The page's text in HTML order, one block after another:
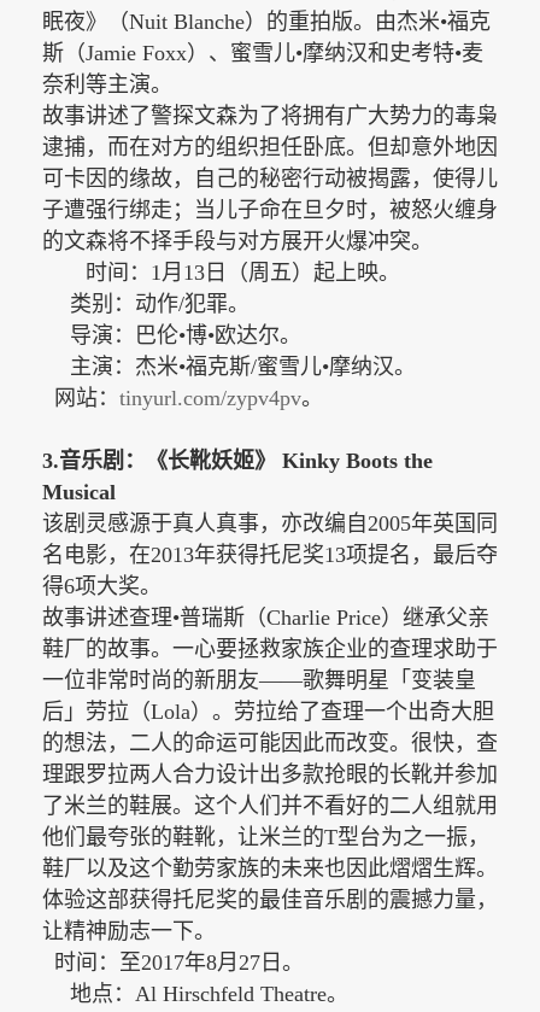
眠夜》（Nuit Blanche）的重拍版。由杰米•福克
斯（Jamie Foxx）、蜜雪儿•摩纳汉和史考特•麦
奈利等主演。
故事讲述了警探文森为了将拥有广大势力的毒枭
逮捕，而在对方的组织担任卧底。但却意外地因
可卡因的缘故，自己的秘密行动被揭露，使得儿
子遭强行绑走；当儿子命在旦夕时，被怒火缠身
的文森将不择手段与对方展开火爆冲突。
时间： 1月13日（周五）起上映。
类别：动作/犯罪。
导演：巴伦•博•欧达尔。
主演：杰米•福克斯/蜜雪儿•摩纳汉。
网站： tinyurl.com/zypv4pv。
3.音乐剧：《长靴妖姬》 Kinky Boots the
Musical
该剧灵感源于真人真事，亦改编自 2005年英国同
名电影，在2013年获得托尼奖13项提名，最后夺
得6项大奖。
故事讲述查理•普瑞斯（Charlie Price）继承父亲
鞋厂的故事。 一心要拯救家族企业的查理求助于
一位非常时尚的新朋友——歌舞明星「变装皇
后」劳拉（Lola）。劳拉给了查理一个出奇大胆
的想法，二人的命运可能因此而改变。很快，查
理跟罗拉两人合力设计出多款抢眼的长靴并参加
了米兰的鞋展。这个人们并不看好的二人组就用
他们最夸张的鞋靴，让米兰的T型台为之一振，
鞋厂以及这个勤劳家族的未来也因此熠熠生辉。
体验这部获得托尼奖的最佳音乐剧的震撼力量，
让精神励志一下。
时间：至2017年8月27日。
地点：Al Hirschfeld Theatre。